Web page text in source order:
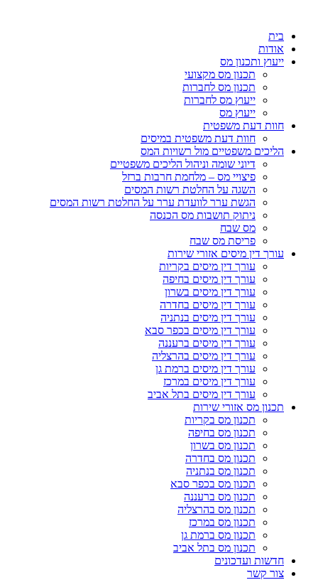
בית
אודות
ייעוץ ותכנון מס
תכנון מס מקצועי
תכנון מס לחברות
ייעוץ מס לחברות
ייעוץ מס
חוות דעת משפטית
חוות דעת משפטית במיסים
הליכים משפטיים מול רשויות המס
דיוני שומה וניהול הליכים משפטיים
פיצויי מס – מלחמת חרבות ברזל
השגה על החלטת רשות המסים
הגשת ערר לוועדת ערר על החלטת רשות המסים
ניתוק תושבות מס הכנסה
מס שבח
פריסת מס שבח
עורך דין מיסים אזורי שירות
עורך דין מיסים בקריות
עורך דין מיסים בחיפה
עורך דין מיסים בשרון
עורך דין מיסים בחדרה
עורך דין מיסים בנתניה
עורך דין מיסים בכפר סבא
עורך דין מיסים ברעננה
עורך דין מיסים בהרצליה
עורך דין מיסים ברמת גן
עורך דין מיסים במרכז
עורך דין מיסים בתל אביב
תכנון מס אזורי שירות
תכנון מס בקריות
תכנון מס בחיפה
תכנון מס בשרון
תכנון מס בחדרה
תכנון מס בנתניה
תכנון מס בכפר סבא
תכנון מס ברעננה
תכנון מס בהרצליה
תכנון מס במרכז
תכנון מס ברמת גן
תכנון מס בתל אביב
חדשות ועדכונים
צור קשר